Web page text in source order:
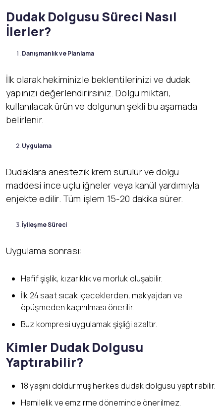
Dudak Dolgusu Süreci Nasıl
İlerler?
Danışmanlık ve Planlama
İlk olarak hekiminizle beklentilerinizi ve dudak
yapınızı değerlendirirsiniz. Dolgu miktarı,
kullanılacak ürün ve dolgunun şekli bu aşamada
belirlenir.
Uygulama
Dudaklara anestezik krem sürülür ve dolgu
maddesi ince uçlu iğneler veya kanül yardımıyla
enjekte edilir. Tüm işlem 15-20 dakika sürer.
İyileşme Süreci
Uygulama sonrası:
Hafif şişlik, kızarıklık ve morluk oluşabilir.
İlk 24 saat sıcak içeceklerden, makyajdan ve
öpüşmeden kaçınılması önerilir.
Buz kompresi uygulamak şişliği azaltır.
Kimler Dudak Dolgusu
Yaptırabilir?
18 yaşını doldurmuş herkes dudak dolgusu yaptırabilir.
Hamilelik ve emzirme döneminde önerilmez.